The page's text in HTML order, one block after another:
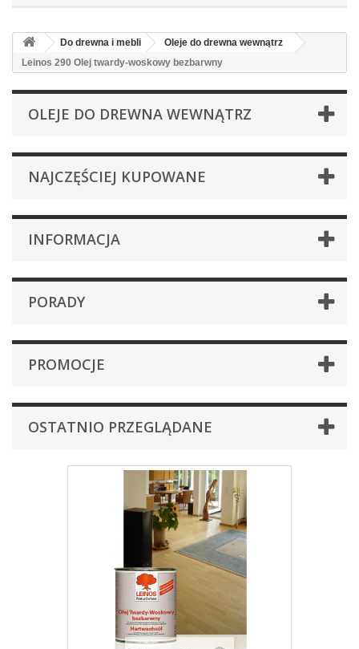
Do drewna i mebli
Oleje do drewna wewnątrz
Leinos 290 Olej twardy-woskowy bezbarwny
OLEJE DO DREWNA WEWNĄTRZ
NAJCZĘŚCIEJ KUPOWANE
INFORMACJA
PORADY
PROMOCJE
OSTATNIO PRZEGLĄDANE